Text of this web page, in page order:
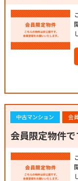
中古マンション 会
会員限定物件